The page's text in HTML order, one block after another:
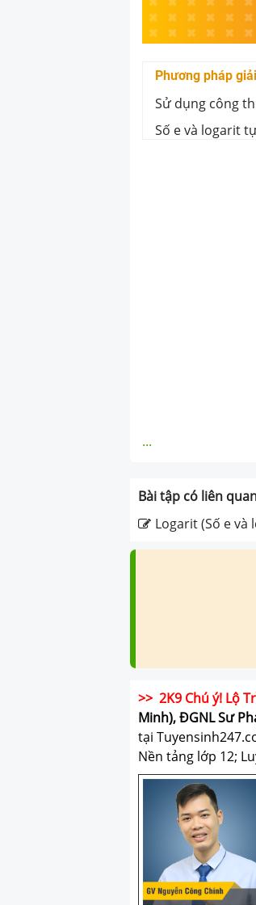
Phương pháp giải
Sử dụng công
Số e và logarit
...
Bài tập có liên
Logarit (Số e
>> 2K9 Chú ý! Lộ
Minh), ĐGNL Sư
tại
Nền tảng lớp 12;